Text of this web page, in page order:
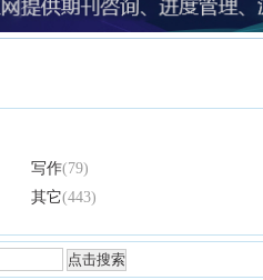
写作(79)
其它(443)